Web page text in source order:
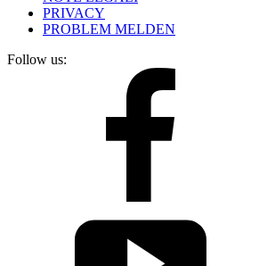
PRIVACY
PROBLEM MELDEN
Follow us: